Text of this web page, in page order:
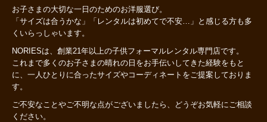
お子さまの大切な一日のためのお洋服選び。
「サイズは合うかな」「レンタルは初めてで不安…」と感じる方も多
くいらっしゃいます。
NORIESは、創業21年以上の子供フォーマルレンタル専門店です。
これまで多くのお子さまの晴れの日をお手伝いしてきた経験をもと
に、一人ひとりに合ったサイズやコーディネートをご提案しておりま
す。
ご不安なことやご不明な点がございましたら、どうぞお気軽にご相談
ください。